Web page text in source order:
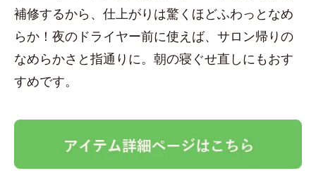
補修するから、仕上がりは驚くほどふわっとなめ
らか！夜のドライヤー前に使えば、サロン帰りの
なめらかさと指通りに。朝の寝ぐせ直しにもおす
すめです。